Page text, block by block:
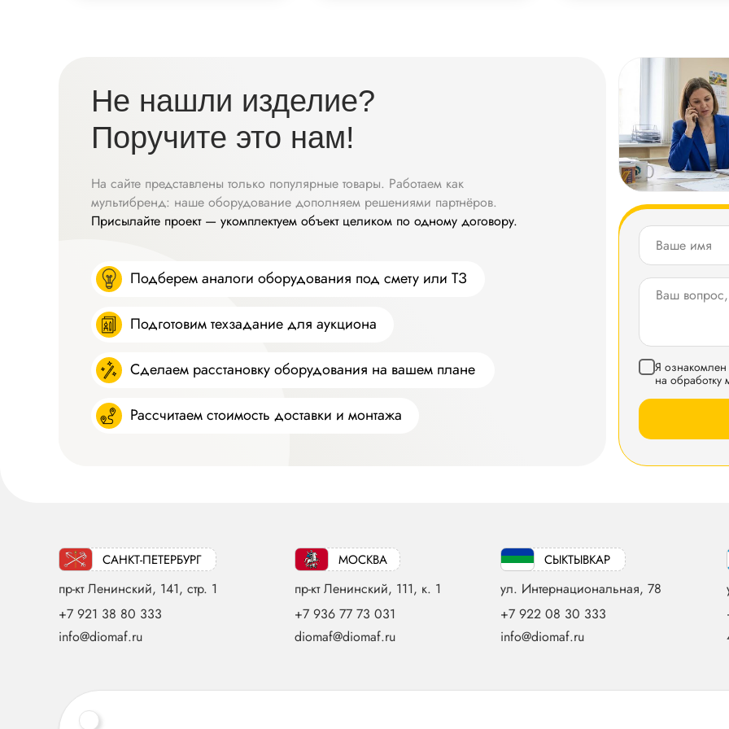
Не нашли изделие?
Поручите это нам!
На сайте представлены только популярные товары. Работаем как
мультибренд: наше оборудование дополняем решениями партнёров.
Присылайте проект — укомплектуем объект целиком по одному договору.
Подберем аналоги оборудования под смету или ТЗ
Подготовим техзадание для аукциона
Сделаем расстановку оборудования на вашем плане
Рассчитаем стоимость доставки и монтажа
Я
на
САНКТ-ПЕТЕРБУРГ
пр-кт Ленинский, 141, стр. 1
+7 921 38 80 333
info@diomaf.ru
МОСКВА
пр-кт Ленинский, 111, к. 1
+7 936 77 73 031
diomaf@diomaf.ru
СЫКТЫВКАР
ул. Интернациональная, 78
+7 922 08 30 333
info@diomaf.ru